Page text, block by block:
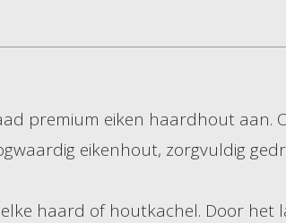
premium eiken haardhout aan.
eikenhout, zorgvuldig
haard of houtkachel. Door het